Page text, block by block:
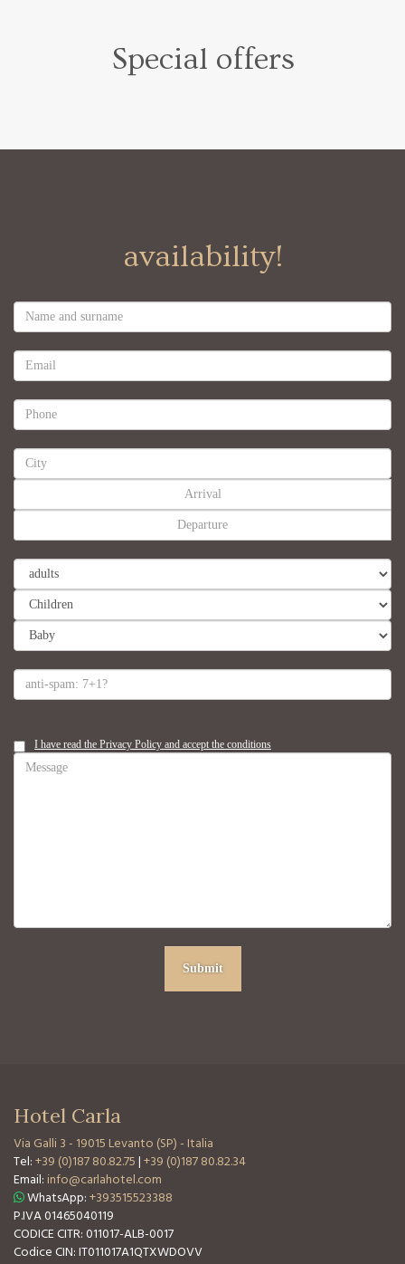
Special offers
availability!
I have read the Privacy Policy and accept the conditions
Hotel Carla
Via Galli 3- 19015 Levanto (SP) - Italia
Tel:+39 (0)187 80.82.75|+39 (0)187 80.82.34
Email: info@carlahotel.com
WhatsApp:+393515523388
P.IVA 01465040119
CODICE CITR: 011017-ALB-0017
Codice CIN: IT011017A1QTXWDOVV